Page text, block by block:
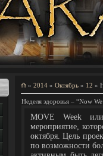
⟰ » 2014 » Октябрь » 12 »
Неделя здоровья – “Now
MOVE Week
мероприятие,
октября. Цель
по возможности